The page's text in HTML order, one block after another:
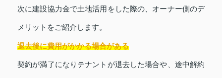
次に建設協力金で土地活用をした際の、オーナー側のデ
メリットをご紹介します。
退去後に費用がかかる場合がある
契約が満了になりテナントが退去した場合や、途中解約